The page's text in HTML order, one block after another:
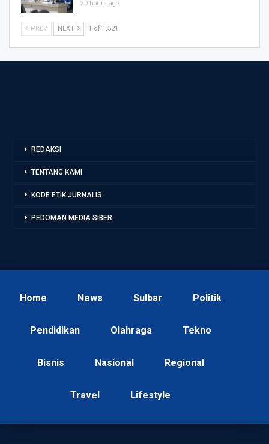
20 hours ago
PREV NEXT 1 of 1,521
REDAKSI
TENTANG KAMI
KODE ETIK JURNALIS
PEDOMAN MEDIA SIBER
Home News Sulbar Politik
Pendidikan Olahraga Tekno
Bisnis Nasional Regional
Travel Lifestyle